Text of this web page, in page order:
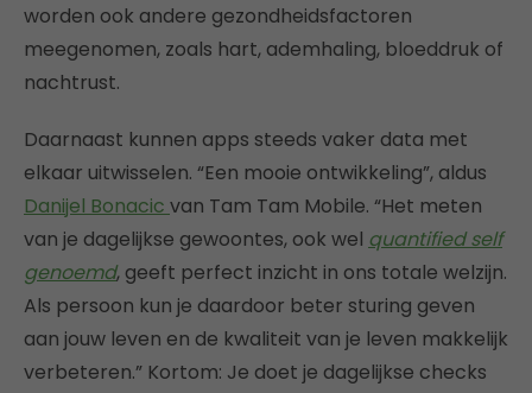
worden ook andere gezondheidsfactoren
meegenomen, zoals hart, ademhaling, bloeddruk of
nachtrust.
Daarnaast kunnen apps steeds vaker data met
elkaar uitwisselen. “Een mooie ontwikkeling”, aldus
Danijel Bonacic van Tam Tam Mobile. “Het meten
van je dagelijkse gewoontes, ook wel quantified self
genoemd, geeft perfect inzicht in ons totale welzijn.
Als persoon kun je daardoor beter sturing geven
aan jouw leven en de kwaliteit van je leven makkelijk
verbeteren.” Kortom: Je doet je dagelijkse checks